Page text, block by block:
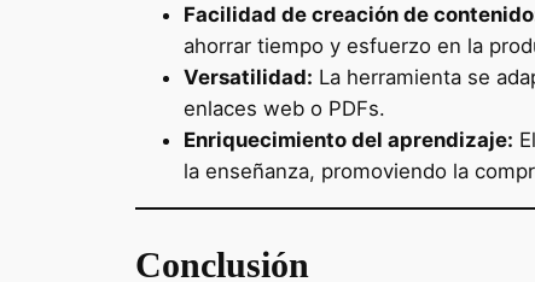
Facilidad de creación de
ahorrar tiempo y esfuerzo en la
Versatilidad: La herramienta se
enlaces web o PDFs.
Enriquecimiento del aprendizaje:
la enseñanza, promoviendo la
Conclusión